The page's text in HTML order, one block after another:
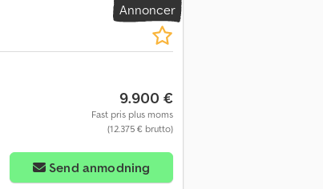
Annoncer
9.900 €
Fast pris plus moms
(12.375 € brutto)
Send anmodning